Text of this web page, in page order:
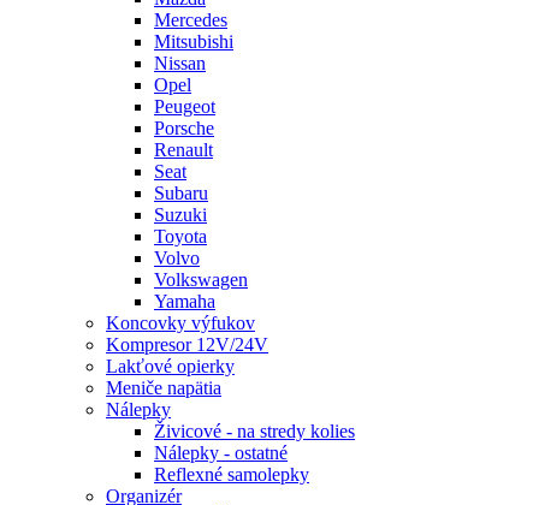
Mercedes
Mitsubishi
Nissan
Opel
Peugeot
Porsche
Renault
Seat
Subaru
Suzuki
Toyota
Volvo
Volkswagen
Yamaha
Koncovky výfukov
Kompresor 12V/24V
Lakťové opierky
Meniče napätia
Nálepky
Živicové - na stredy kolies
Nálepky - ostatné
Reflexné samolepky
Organizér